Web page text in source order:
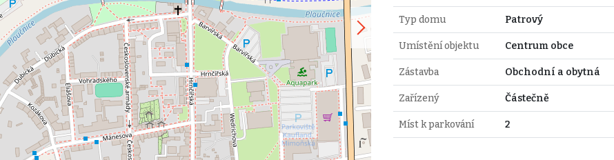
Typ domu Patrový
Umístění objektu Centrum obce
Zástavba Obchodní a obytná
Zařízený Částečně
Míst k parkování 2